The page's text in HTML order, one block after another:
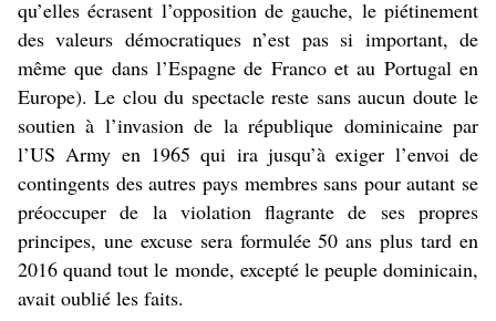
qu’elles écrasent l’opposition de gauche, le piétinement
des valeurs démocratiques n’est pas si important, de
même que dans l’Espagne de Franco et au Portugal en
Europe). Le clou du spectacle reste sans aucun doute le
soutien à l’invasion de la république dominicaine par
l’US Army en 1965 qui ira jusqu’à exiger l’envoi de
contingents des autres pays membres sans pour autant se
préoccuper de la violation flagrante de ses propres
principes, une excuse sera formulée 50 ans plus tard en
2016 quand tout le monde, excepté le peuple dominicain,
avait oublié les faits.